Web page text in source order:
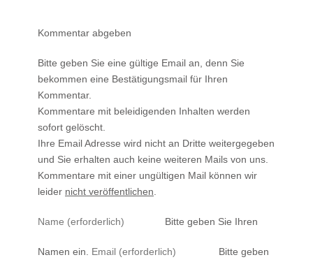
Kommentar abgeben
Bitte geben Sie eine gültige Email an, denn Sie
bekommen eine Bestätigungsmail für Ihren
Kommentar.
Kommentare mit beleidigenden Inhalten werden
sofort gelöscht.
Ihre Email Adresse wird nicht an Dritte weitergegeben
und Sie erhalten auch keine weiteren Mails von uns.
Kommentare mit einer ungültigen Mail können wir
leider nicht veröffentlichen
Bitte geben Sie Ihren
Namen ein. Bitte geben